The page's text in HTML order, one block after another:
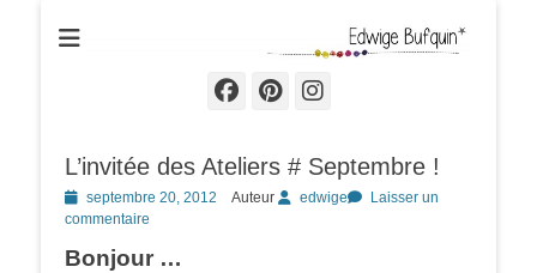
Edwige Bufquin
Facebook
Pinterest
Instagram
L’invitée des Ateliers # Septembre !
Posted
on
septembre 20, 2012 Auteur edwige
Laisser un
commentaire
Bonjour …